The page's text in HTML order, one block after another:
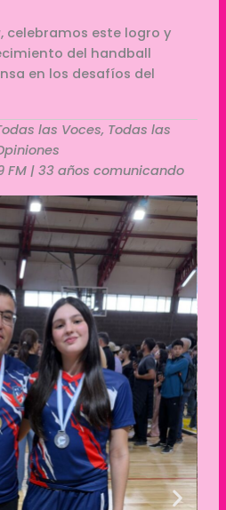
, celebramos este logro y
del handball
en los desafíos del
las Voces, Todas las
FM | 33 años comunicando